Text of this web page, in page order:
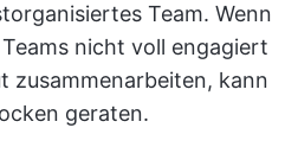
Team. Wenn
nicht voll engagiert
zusammenarbeiten, kann
geraten.